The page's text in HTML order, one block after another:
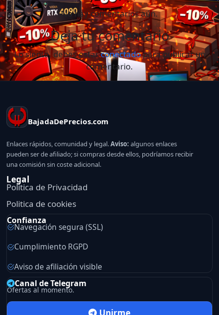
No hay comentarios aún.
Deja tu comentario
Lo siento, debes estarconectadopara publicar un
comentario.
BajadaDePrecios.com
Enlaces rápidos, comunidad y legal.Aviso: algunos enlaces
pueden ser de afiliado; si compras desde ellos, podríamos recibir
una comisión sin coste adicional.
Legal
Politica de Privacidad
Politica de cookies
Confianza
Navegación segura (SSL)
Cumplimiento RGPD
Aviso de afiliación visible
Canal de Telegram
Ofertas al momento.
Unirme